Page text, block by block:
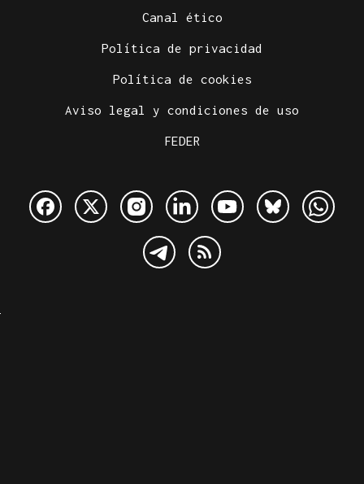
Canal ético
Política de privacidad
Política de cookies
Aviso legal y condiciones de uso
FEDER